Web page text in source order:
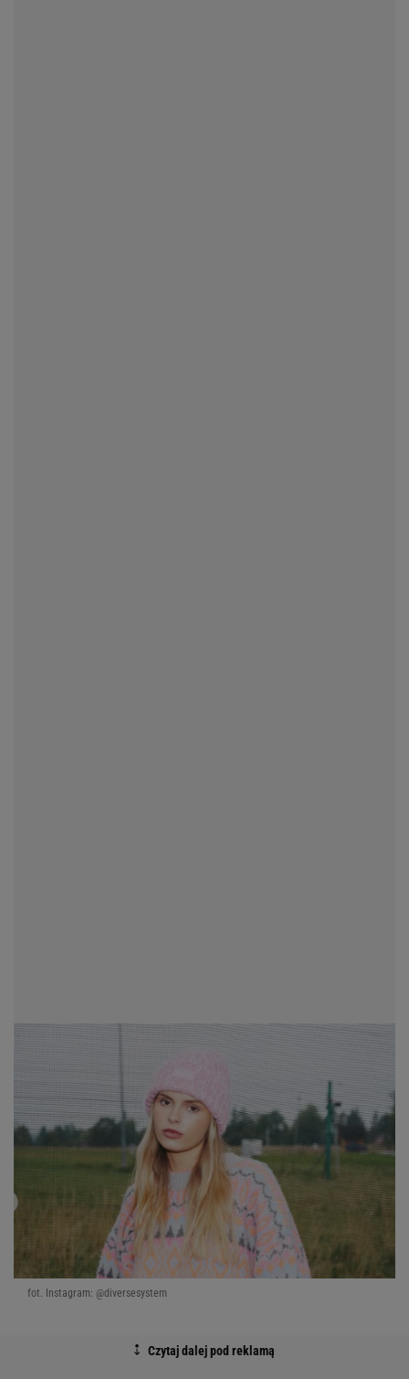
fot. Instagram: @diversesystem